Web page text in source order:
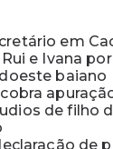
em
e Ivana
baiano
cobra
de filho
de